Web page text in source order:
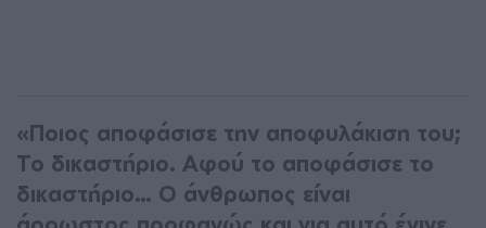
«Ποιος αποφάσισε την αποφυλάκιση του;
Το δικαστήριο. Αφού το αποφάσισε το
δικαστήριο… Ο άνθρωπος είναι